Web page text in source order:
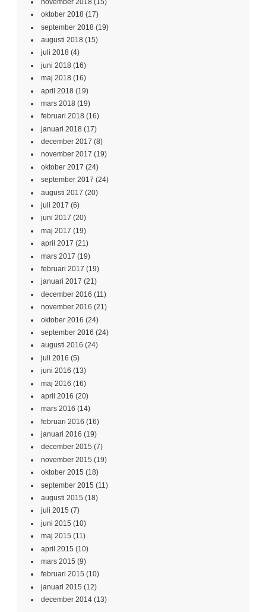
oktober 2018 (17)
september 2018 (19)
augusti 2018 (15)
juli 2018 (4)
juni 2018 (16)
maj 2018 (16)
april 2018 (19)
mars 2018 (19)
februari 2018 (16)
januari 2018 (17)
december 2017 (8)
november 2017 (19)
oktober 2017 (24)
september 2017 (24)
augusti 2017 (20)
juli 2017 (6)
juni 2017 (20)
maj 2017 (19)
april 2017 (21)
mars 2017 (19)
februari 2017 (19)
januari 2017 (21)
december 2016 (11)
november 2016 (21)
oktober 2016 (24)
september 2016 (24)
augusti 2016 (24)
juli 2016 (5)
juni 2016 (13)
maj 2016 (16)
april 2016 (20)
mars 2016 (14)
februari 2016 (16)
januari 2016 (19)
december 2015 (7)
november 2015 (19)
oktober 2015 (18)
september 2015 (11)
augusti 2015 (18)
juli 2015 (7)
juni 2015 (10)
maj 2015 (11)
april 2015 (10)
mars 2015 (9)
februari 2015 (10)
januari 2015 (12)
december 2014 (13)